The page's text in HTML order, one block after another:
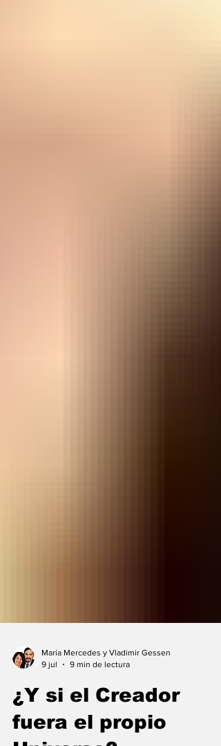
María Mercedes y Vladimir Gessen
9 jul
9 min de lectura